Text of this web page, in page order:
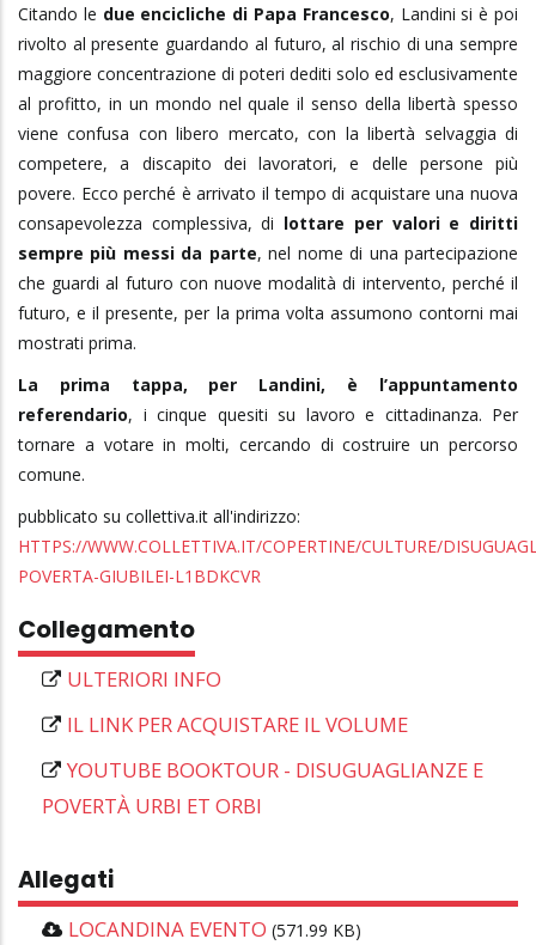
Citando le due encicliche di Papa Francesco, Landini si è poi
rivolto al presente guardando al futuro, al rischio di una sempre
maggiore concentrazione di poteri dediti solo ed esclusivamente
al profitto, in un mondo nel quale il senso della libertà spesso
viene confusa con libero mercato, con la libertà selvaggia di
competere, a discapito dei lavoratori, e delle persone più
povere. Ecco perché è arrivato il tempo di acquistare una nuova
consapevolezza complessiva, di lottare per valori e diritti
sempre più messi da parte, nel nome di una partecipazione
che guardi al futuro con nuove modalità di intervento, perché il
futuro, e il presente, per la prima volta assumono contorni mai
mostrati prima.
La prima tappa, per Landini, è l’appuntamento
referendario, i cinque quesiti su lavoro e cittadinanza. Per
tornare a votare in molti, cercando di costruire un percorso
comune.
pubblicato su collettiva.it all'indirizzo:
HTTPS://WWW.COLLETTIVA.IT/COPERTINE/CULTURE/
POVERTA-GIUBILEI-L1BDKCVR
Collegamento
ULTERIORI INFO
IL LINK PER ACQUISTARE IL VOLUME
YOUTUBE BOOKTOUR - DISUGUAGLIANZE E
POVERTÀ URBI ET ORBI
Allegati
LOCANDINA EVENTO (571.99 KB)